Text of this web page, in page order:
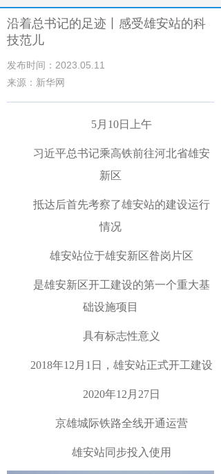
沿着总书记的足迹丨感受雄安站的科
技范儿
发布时间：2023.05.11
来源：新华网
5月10日上午
习近平总书记乘高铁前往河北省雄安
新区
抵达后首先考察了雄安站的建设运行
情况
雄安站位于雄安新区昝岗片区
是雄安新区开工建设的第一个重大基
础设施项目
具有标志性意义
2018年12月1日，雄安站正式开工建设
2020年12月27日
京雄城际铁路全线开通运营
雄安站同步投入使用